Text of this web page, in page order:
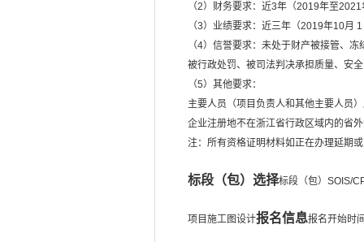
（2）财务要求：近3年（2019年至
（3）业绩要求：近三年（2019年10月
（4）信誉要求：未处于财产被接管、
被行政处罚、被司法判决承担质量、安
（5）其他要求：
主要人员（项目负责人和其他主要人员
企业注册地不在浙江省行政区域内的省
注：所有资格证明材料如正在办理延期
标段（包）选择标段（包）SOIS/
项目施工图设计报名信息报名开始时